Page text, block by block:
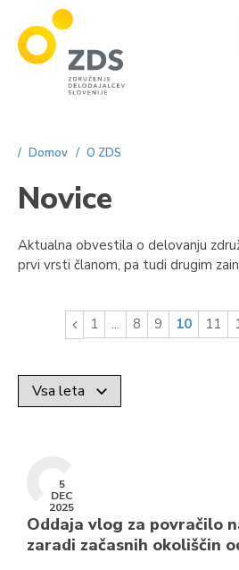
Domov O ZDS
Novice
Aktualna obvestila o delovanju
prvi vrsti članom, pa tudi drugim
1 ... 8 9 10 11
5
DEC
2025
Oddaja vlog za povračilo
zaradi začasnih okoliščin